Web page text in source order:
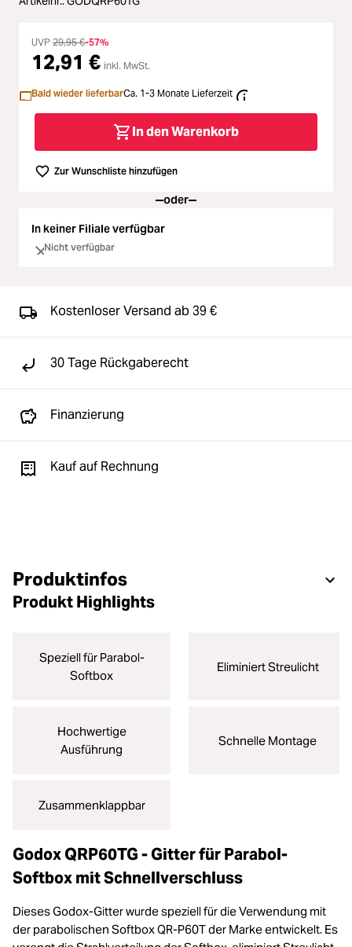
Loading...
Second Hand
Loading...
SALE
Loading...
UVP 29,95 €-57%
12,91 € inkl. MwSt.
Bald wieder lieferbarCa. 1-3 Monate Lieferzeit
In den Warenkorb
Zur Wunschliste hinzufügen
oder
In keiner Filiale verfügbar
Nicht verfügbar
Kostenloser Versand ab 39 €
30 Tage Rückgaberecht
Finanzierung
Kauf auf Rechnung
Produktinfos
Produkt Highlights
Speziell für Parabol-
Softbox
Eliminiert Streulicht
Hochwertige
Ausführung
Schnelle Montage
Zusammenklappbar
Godox QRP60TG - Gitter für Parabol-
Softbox mit Schnellverschluss
Dieses Godox-Gitter wurde speziell für die Verwendung mit
der parabolischen Softbox QR-P60T der Marke entwickelt. Es